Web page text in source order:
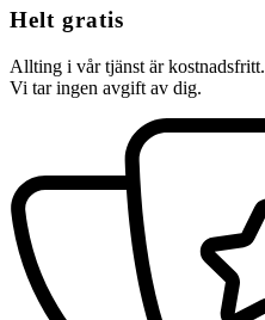
Helt gratis
Allting i vår tjänst är kostnadsfritt.
Vi tar ingen avgift av dig.